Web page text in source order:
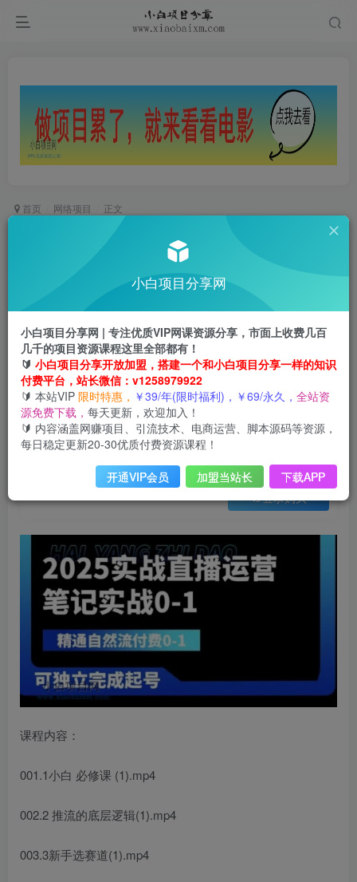
首页 网络项目 正文
2025实战直播运营0-1，精通自然流付费0-1，可独
1年前更新
关注
0 988 62
此内容为会员免费，请付费后查看
云币3 限时特惠
云币 99
年VIP免费 终身VIP会员免费
登录购买
会员免费 已售 8
课程内容：
001.1小白 必修课 (1).mp4
002.2 推流的底层逻辑(1).mp4
003.3新手选赛道(1).mp4
小白项目分享网
小白项目分享网 | 专注优质VIP网课资源分享，市面上收费几百
几千的项目资源课程这里全部都有！
🔰 小白项目分享开放加盟，搭建一个和小白项目分享一样的知识
付费平台，站长微信：v1258979922
🔰 本站VIP 限时特惠， ￥39/年(限时福利)，￥69/永久， 全站资
源免费下载， 每天更新，欢迎加入！
🔰 内容涵盖网赚项目、引流技术、电商运营、脚本源码等资源，
每日稳定更新20-30优质付费资源课程！
开通VIP会员 加盟当站长 下载APP